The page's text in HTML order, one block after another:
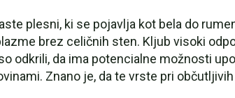
plesni, ki se pojavlja kot bela do
brez celičnih sten. Kljub visoki
odkrili, da ima potencialne možnosti
Znano je, da te vrste pri